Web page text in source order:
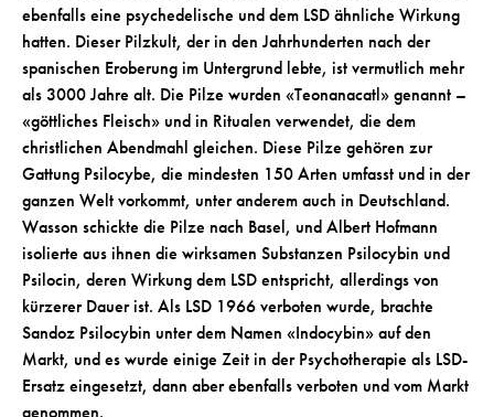
ebenfalls eine psychedelische und dem LSD ähnliche Wirkung
hatten. Dieser Pilzkult, der in den Jahrhunderten nach der
spanischen Eroberung im Untergrund lebte, ist vermutlich mehr
als 3000 Jahre alt. Die Pilze wurden «Teonanacatl» genannt –
«göttliches Fleisch» und in Ritualen verwendet, die dem
christlichen Abendmahl gleichen. Diese Pilze gehören zur
Gattung Psilocybe, die mindesten 150 Arten umfasst und in der
ganzen Welt vorkommt, unter anderem auch in Deutschland.
Wasson schickte die Pilze nach Basel, und Albert Hofmann
isolierte aus ihnen die wirksamen Substanzen Psilocybin und
Psilocin, deren Wirkung dem LSD entspricht, allerdings von
kürzerer Dauer ist. Als LSD 1966 verboten wurde, brachte
Sandoz Psilocybin unter dem Namen «Indocybin» auf den
Markt, und es wurde einige Zeit in der Psychotherapie als LSD-
Ersatz eingesetzt, dann aber ebenfalls verboten und vom Markt
genommen.